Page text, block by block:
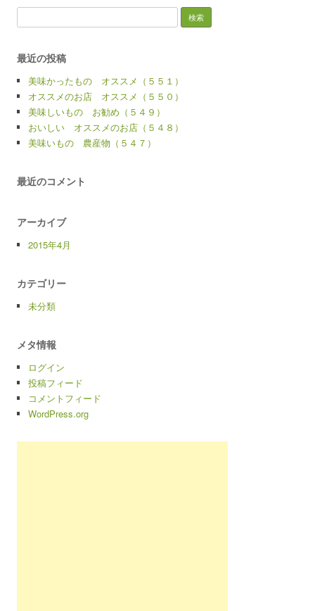
索:
最近の投稿
美味かったもの オススメ（５５１）
オススメのお店 オススメ（５５０）
美味しいもの お勧め（５４９）
おいしい オススメのお店（５４８）
美味いもの 農産物（５４７）
最近のコメント
アーカイブ
2015年4月
カテゴリー
未分類
メタ情報
ログイン
投稿フィード
コメントフィード
WordPress.org